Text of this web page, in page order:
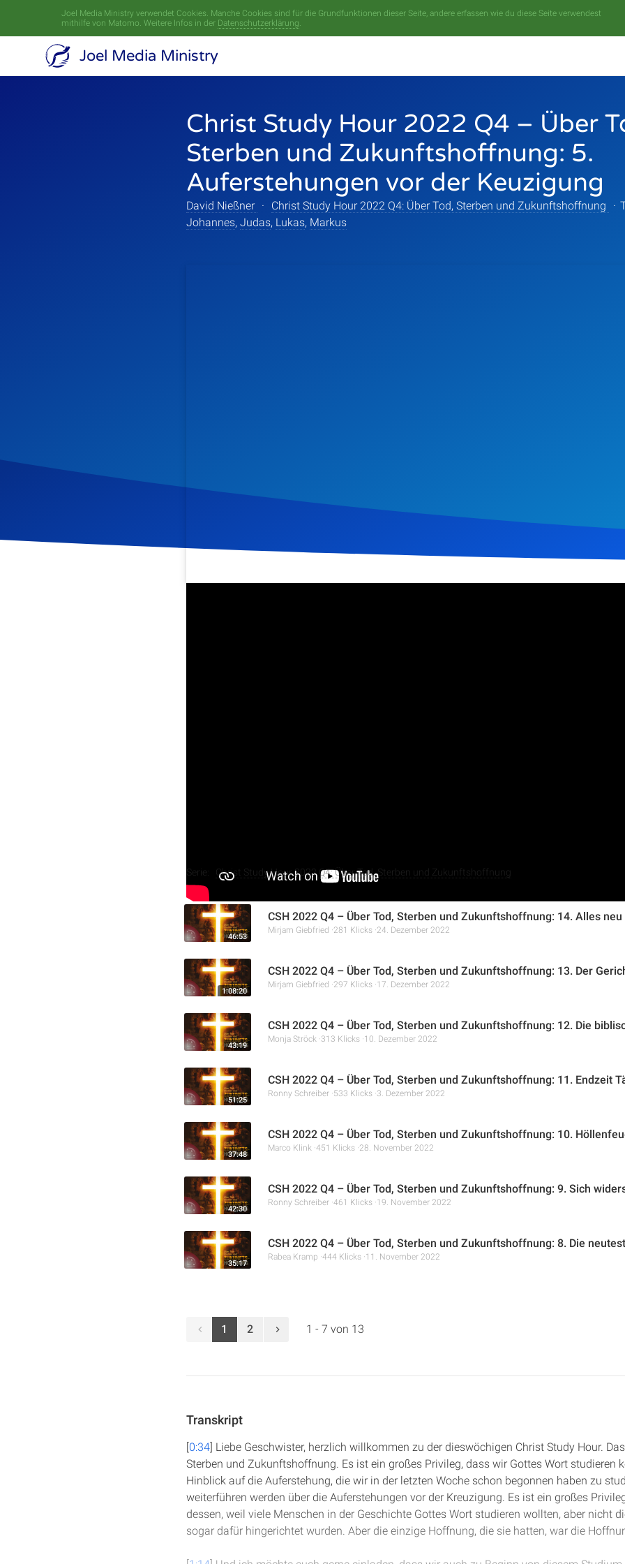
Joel Media Ministry verwendet Cookies. Manche Cookies sind für die Grundfunktionen dieser Seite, andere erfassen wie du diese Seite verwendest
mithilfe von Matomo. Weitere Infos in der Datenschutzerklärung.
Joel Media Ministry
Christ Study Hour 2022 Q4 – Über
Sterben und Zukunftshoffnung: 5.
Auferstehungen vor der Keuzigung
David Nießner · Christ Study Hour 2022 Q4: Über Tod, Sterben und Zukunftshoffnung ·
Johannes, Judas, Lukas, Markus
Serie: Christ Study Hour 2022 Q4: Über Tod, Sterben und Zukunftshoffnung
46:53
CSH 2022 Q4 – Über Tod, Sterben und Zukunftshoffnung: 14. Alles neu
Mirjam Giebfried 281 Klicks 24. Dezember 2022
1:08:20
CSH 2022 Q4 – Über Tod, Sterben und Zukunftshoffnung: 13. Der
Mirjam Giebfried 297 Klicks 17. Dezember 2022
43:19
CSH 2022 Q4 – Über Tod, Sterben und Zukunftshoffnung: 12. Die
Monja Ströck 313 Klicks 10. Dezember 2022
51:25
CSH 2022 Q4 – Über Tod, Sterben und Zukunftshoffnung: 11. Endzeit
Ronny Schreiber 533 Klicks 3. Dezember 2022
37:48
CSH 2022 Q4 – Über Tod, Sterben und Zukunftshoffnung: 10.
Marco Klink 451 Klicks 28. November 2022
42:30
CSH 2022 Q4 – Über Tod, Sterben und Zukunftshoffnung: 9. Sich
Ronny Schreiber 461 Klicks 19. November 2022
35:17
CSH 2022 Q4 – Über Tod, Sterben und Zukunftshoffnung: 8. Die
Rabea Kramp 444 Klicks 11. November 2022
1 2 1 - 7 von 13
Transkript
[0:34] Liebe Geschwister, herzlich willkommen zu der dieswöchigen Christ Study Hour.
Sterben und Zukunftshoffnung. Es ist ein großes Privileg, dass wir Gottes Wort studieren
Hinblick auf die Auferstehung, die wir in der letzten Woche schon begonnen haben zu
weiterführen werden über die Auferstehungen vor der Kreuzigung. Es ist ein großes
dessen, weil viele Menschen in der Geschichte Gottes Wort studieren wollten, aber nicht
sogar dafür hingerichtet wurden. Aber die einzige Hoffnung, die sie hatten, war die